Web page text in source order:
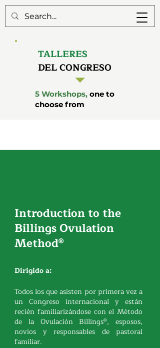
TALLERES
DEL CONGRESO
5 Workshops, one to
choose from
Introduction to the
Billings Ovulation
Method®
Dirigido a:
Todos los que asisten por primera vez a
un Congreso internacional y están
recién familiarizándose con el Método
de la Ovulación Billings®, esposos,
novios y responsables de pastoral
familiar.